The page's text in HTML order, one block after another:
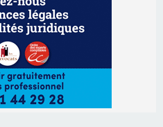
à Cruculi le
Nuciola organise une